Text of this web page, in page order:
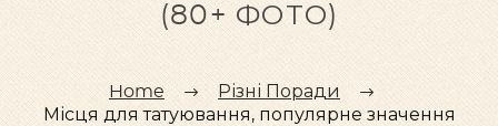
(80+ ФОТО)
Home
Різні Поради
Місця для татуювання, популярне значення